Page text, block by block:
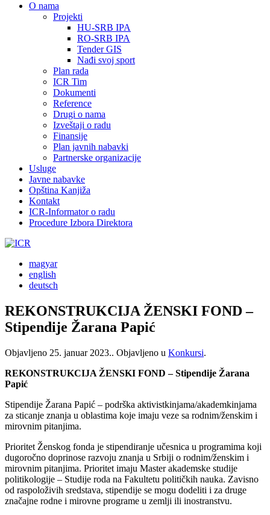
О nama
Projekti
HU-SRB IPA
RO-SRB IPA
Tender GIS
Nađi svoj sport
Plan rada
ICR Tim
Dokumenti
Reference
Drugi o nama
Izveštaji o radu
Finansije
Plan javnih nabavki
Partnerske organizacije
Usluge
Javne nabavke
Opština Kanjiža
Kontakt
ICR-Informator o radu
Procedure Izbora Direktora
magyar
english
deutsch
REKONSTRUKCIJA ŽENSKI FOND –
Stipendije Žarana Papić
Objavljeno 25. januar 2023.. Objavljeno u Konkursi.
REKONSTRUKCIJA ŽENSKI FOND – Stipendije Žarana
Papić
Stipendije Žarana Papić – podrška aktivistkinjama/akademkinjama
za sticanje znanja u oblastima koje imaju veze sa rodnim/ženskim i
mirovnim pitanjima.
Prioritet Ženskog fonda je stipendiranje učesnica u programima koji
dugoročno doprinose razvoju znanja u Srbiji o rodnim/ženskim i
mirovnim pitanjima. Prioritet imaju Master akademske studije
politikologije – Studije roda na Fakultetu političkih nauka. Zavisno
od raspoloživih sredstava, stipendije se mogu dodeliti i za druge
značajne rodne i mirovne programe u zemlji ili inostranstvu.